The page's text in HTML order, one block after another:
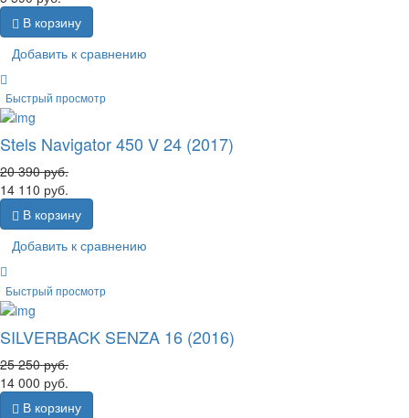
В корзину
Добавить к сравнению
Быстрый просмотр
Stels Navigator 450 V 24 (2017)
20 390руб.
14 110 руб.
В корзину
Добавить к сравнению
Быстрый просмотр
SILVERBACK SENZA 16 (2016)
25 250руб.
14 000 руб.
В корзину